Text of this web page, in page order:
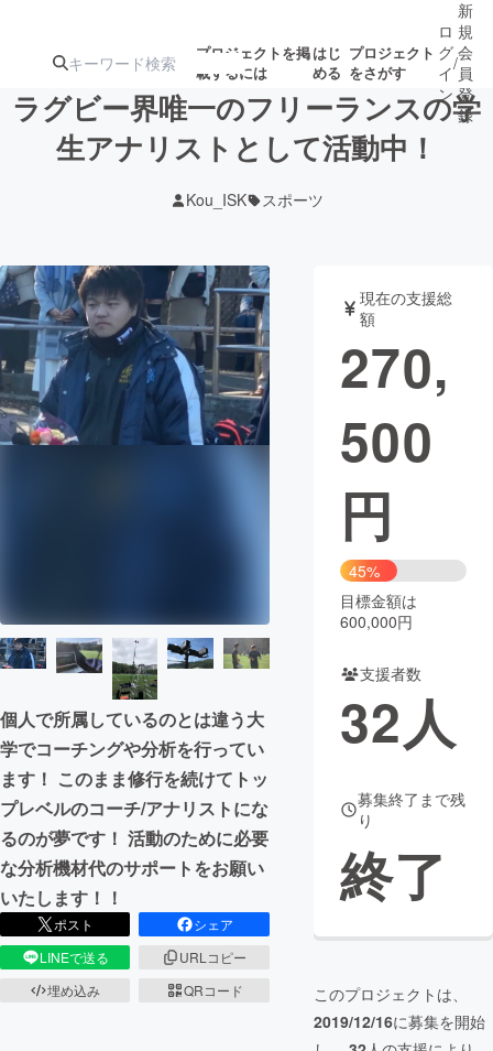
プロジェクトを掲
載するには
はじ
める
プロジェクト
をさがす
ジェクト
ロジェクト
アート・写真 音楽
テクノロジー・ガジェット ゲーム・サ
映像・映画
CAMPFIRE Creation
CAMPFIREふるさと納税machi-ya コミュニティ
ロ
グ
イ
ン
/
新
規
会
員
登
録
ラグビー界唯一のフリーランスの学
生アナリストとして活動中！
Kou_ISK スポーツ
個人で所属しているのとは違う大
学でコーチングや分析を行ってい
ます！ このまま修行を続けてトッ
プレベルのコーチ/アナリストにな
るのが夢です！ 活動のために必要
な分析機材代のサポートをお願い
いたします！！
ポスト
シェア
LINEで送る
URLコピー
埋め込み
QRコード
現在の支援総
額
270,
500
円
45%
目標金額は
600,000円
支援者数
32人
募集終了まで残
り
終了
このプロジェクトは、
2019/12/16に募集を開始